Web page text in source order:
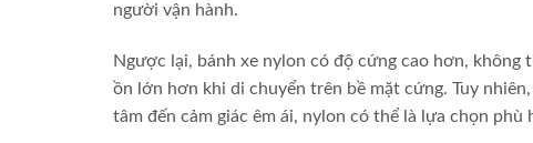
người vận hành.
Ngược lại, bánh xe nylon có độ cứng cao hơn,
ồn lớn hơn khi di chuyển trên bề mặt cứng. Tuy
tâm đến cảm giác êm ái, nylon có thể là lựa chọn phù